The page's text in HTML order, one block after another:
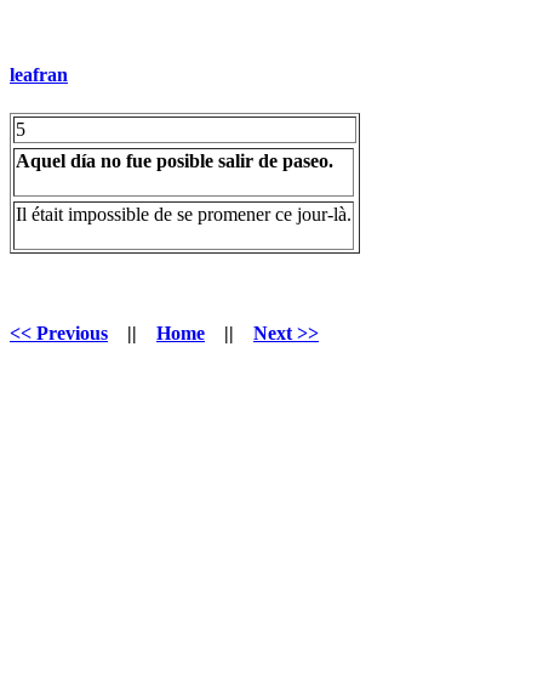
leafran
5
Aquel día no fue posible salir de paseo.
Il était impossible de se promener ce jour-là.
<< Previous || Home || Next >>